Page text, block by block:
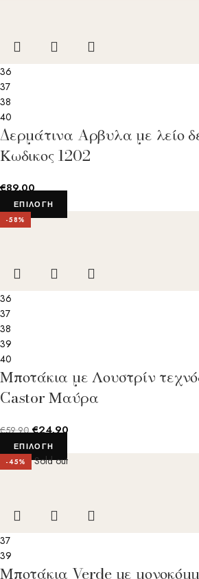
36
37
38
40
Δερμάτινα Aρβυλα με λείο
Κωδικος 1202
€89.00
ΕΠΙΛΟΓΉ
-58%
36
37
38
39
40
Μποτάκια με Λουστρίν
Castor Μαύρα
€59.90 €24.90
ΕΠΙΛΟΓΉ
-45% Sold out
37
39
Μποτάκια Verde με